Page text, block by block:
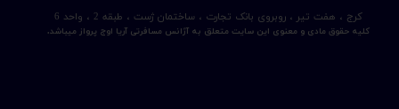
کلیه حقوق مادی و معنوی این سایت متعلق به آژانس مسافرتی آریا اوج پرواز میباشد.
کرج ، هفت تیر ، روبروی بانک تجارت ، ساختمان ژست ، طبقه 2 ، واحد 6